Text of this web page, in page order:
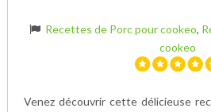
Recettes de Porc pour cookeo,
cookeo
Venez découvrir cette délicieuse